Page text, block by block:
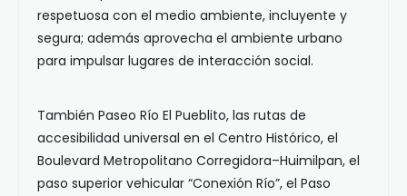
respetuosa con el medio ambiente, incluyente y
segura; además aprovecha el ambiente urbano
para impulsar lugares de interacción social.
También Paseo Río El Pueblito, las rutas de
accesibilidad universal en el Centro Histórico, el
Boulevard Metropolitano Corregidora–Huimilpan, el
paso superior vehicular “Conexión Río”, el Paso